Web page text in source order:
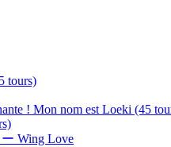
tours)
! Mon nom est Loeki (45
Wing Love